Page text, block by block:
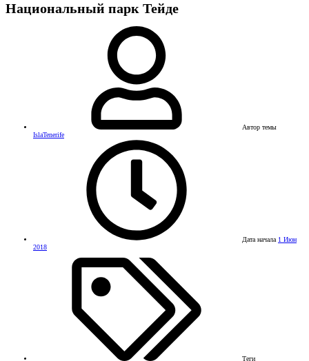
Национальный парк Тейде
Автор темы
IslaTenerife
Дата начала 1 Июн
2018
Теги